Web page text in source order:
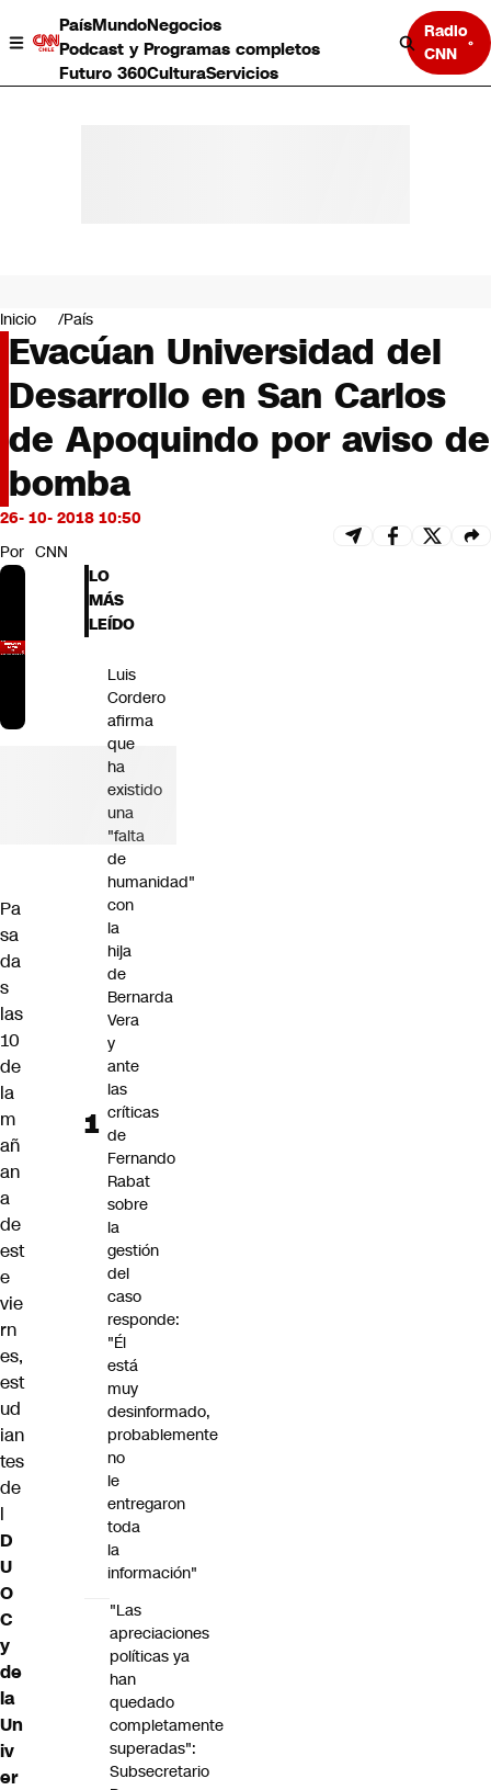
PaísMundoNegocios
Podcast y Programas completos
Futuro 360CulturaServicios
Radio
CNN
Negocios
Deportes
Programas completos
Cultura
Servicios
Bits
CNN Data
CNN tiempo
Futuro 360
Inicio País
Evacúan Universidad del
Desarrollo en San Carlos
de Apoquindo por aviso de
bomba
26- 10- 2018 10:50
Por CNN
Pa
sa
da
s
las
10
de
la
m
añ
an
a
de
est
e
vie
rn
es,
est
ud
ian
tes
de
l
D
U
O
C
y
de
la
Un
iv
er
LO
MÁS
LEÍDO
Luis
Cordero
afirma
que
ha
existido
una
"falta
de
humanidad"
con
la
hija
de
Bernarda
Vera
y
ante
las
críticas
de
Fernando
Rabat
sobre
la
gestión
del
caso
responde:
"Él
está
muy
desinformado,
probablemente
no
le
entregaron
toda
la
información"
"Las
apreciaciones
políticas ya
han
quedado
completamente
superadas":
Subsecretario